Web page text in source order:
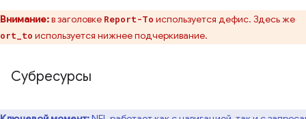
Внимание:в заголовке Report-To используется дефис. Здесь же
используется нижнее подчеркивание.
Субресурсы